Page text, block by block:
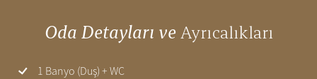
Oda Detayları ve Ayrıcalıkları
1 Banyo (Duş) + WC